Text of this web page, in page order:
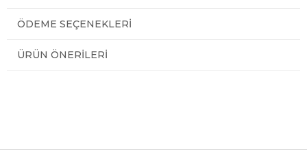
ÖDEME SEÇENEKLERI
ÜRÜN ÖNERILERI